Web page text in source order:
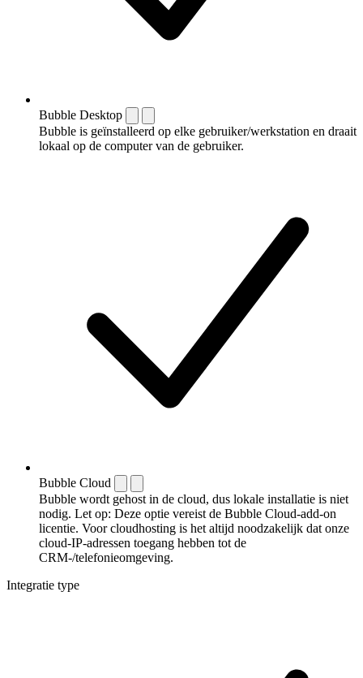
Bubble Desktop
Bubble is geïnstalleerd op elke gebruiker/werkstation en draait
lokaal op de computer van de gebruiker.
Bubble Cloud
Bubble wordt gehost in de cloud, dus lokale installatie is niet
nodig. Let op: Deze optie vereist de Bubble Cloud-add-on
licentie. Voor cloudhosting is het altijd noodzakelijk dat onze
cloud-IP-adressen toegang hebben tot de
CRM-/telefonieomgeving.
Integratie type